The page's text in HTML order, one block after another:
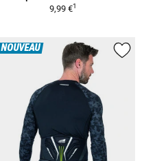
9,99 €1
NOUVEAU